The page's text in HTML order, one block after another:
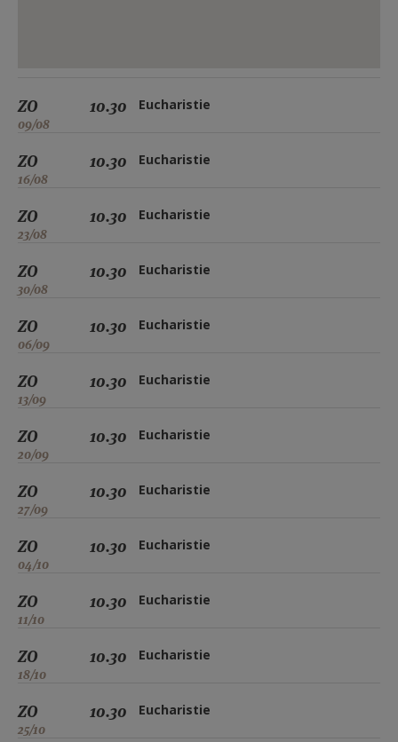
ZO
09/08
10.30 Eucharistie
ZO
16/08
10.30 Eucharistie
ZO
23/08
10.30 Eucharistie
ZO
30/08
10.30 Eucharistie
ZO
06/09
10.30 Eucharistie
ZO
13/09
10.30 Eucharistie
ZO
20/09
10.30 Eucharistie
ZO
27/09
10.30 Eucharistie
ZO
04/10
10.30 Eucharistie
ZO
11/10
10.30 Eucharistie
ZO
18/10
10.30 Eucharistie
ZO
25/10
10.30 Eucharistie